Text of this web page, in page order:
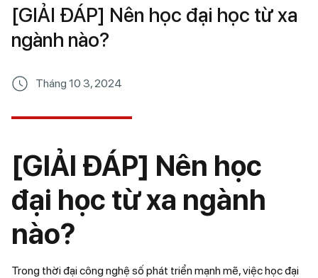
[GIẢI ĐÁP] Nên học đại học từ xa
ngành nào?
Tháng 10 3, 2024
[GIẢI ĐÁP] Nên học
đại học từ xa ngành
nào?
Trong thời đại công nghệ số phát triển mạnh mẽ, việc học đại